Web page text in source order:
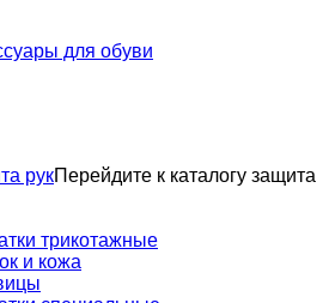
для обуви
рукПерейдите к каталогу защита
трикотажные
и кожа